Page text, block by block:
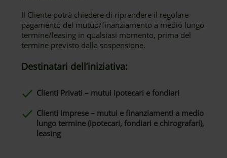
Il Cliente potrà chiedere di riprendere il regolare
pagamento del mutuo/finanziamento a medio lungo
termine/leasing in qualsiasi momento, prima del
termine previsto dalla sospensione.
Destinatari dell’iniziativa:
Clienti Privati – mutui ipotecari e fondiari
Clienti Imprese – mutui e finanziamenti a medio
lungo termine (ipotecari, fondiari e chirografari),
leasing